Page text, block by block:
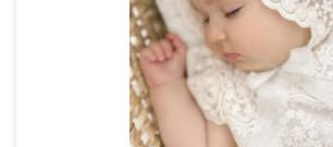
ZUM WARENKORB HINZUFÜGEN